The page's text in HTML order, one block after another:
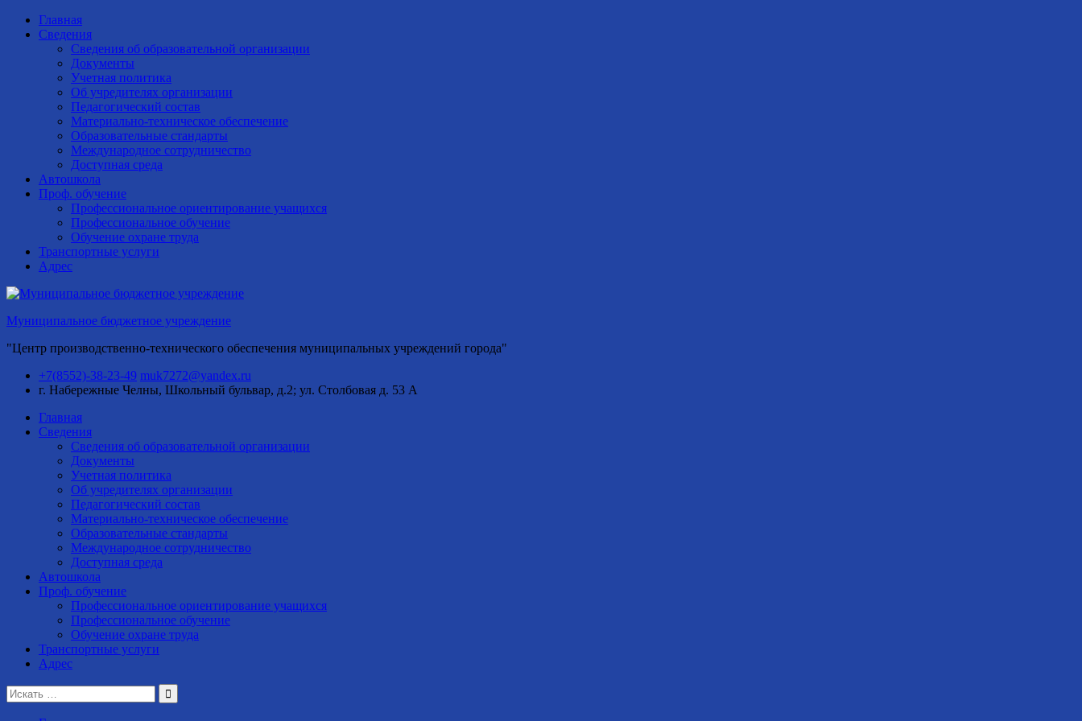
Главная
Сведения
Сведения об образовательной организации
Документы
Учетная политика
Об учредителях организации
Педагогический состав
Материально-техническое обеспечение
Образовательные стандарты
Международное сотрудничество
Доступная среда
Автошкола
Проф. обучение
Профессиональное ориентирование учащихся
Профессиональное обучение
Обучение охране труда
Транспортные услуги
Адрес
Муниципальное бюджетное учреждение
"Центр производственно-технического обеспечения муниципальных учреждений города"
+7(8552)-38-23-49 muk7272@yandex.ru
г. Набережные Челны, Школьный бульвар, д.2; ул. Столбовая д. 53 А
Главная
Сведения
Сведения об образовательной организации
Документы
Учетная политика
Об учредителях организации
Педагогический состав
Материально-техническое обеспечение
Образовательные стандарты
Международное сотрудничество
Доступная среда
Автошкола
Проф. обучение
Профессиональное ориентирование учащихся
Профессиональное обучение
Обучение охране труда
Транспортные услуги
Адрес